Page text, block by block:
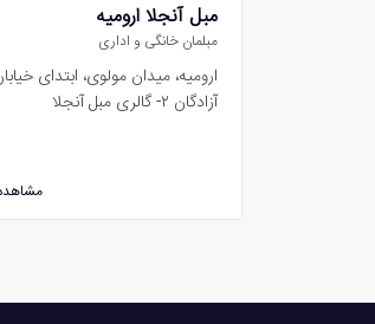
مبل آنجلا ارومیه
مبلمان خانگی و اداری
ارومیه، میدان مولوی، ابتدای
آزادگان ۲- گالری مبل آنجلا